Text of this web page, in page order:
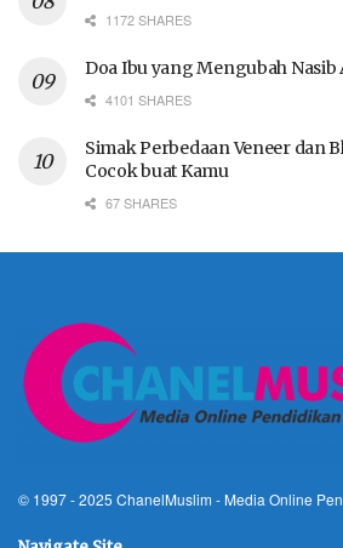
1172 SHARES
Doa Ibu yang Mengubah Nasib
4101 SHARES
Simak Perbedaan Veneer dan
Cocok buat Kamu
67 SHARES
© 1997 - 2025 ChanelMuslim - Media Online